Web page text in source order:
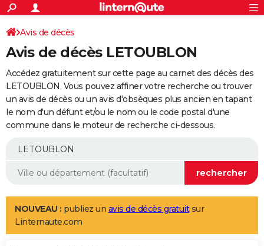
ACTUALITÉS
Politique
Société
Faits Divers
Education
Monde
Villes
+
SPORT
Coupe du monde 2026
Football
Tennis
Cyclisme
Rugby
Forum
Programme TV
TNTStreaming
Cinéma
Sorties cinéma
Musique
+FINANCE
Impôts
Immobilier
Risques naturels par ville
Banque
Assurance
Crédit
AUTO
Essais
Réserver un essai
Citadines
Berlines
SUV
Forum auto
+
Mobiles
Meilleur smartphone
Internet
Ordinateurs
Jeux vidéo
Guide high-tech
Aménagement intérieur
LIFESTYLE
Art de vivre
Bien-être
Loisirs
Mode
Modes de vie
Avis de décès
Avis de décès LETOUBLON
Accédez gratuitement sur cette page au carnet des décès des
LETOUBLON. Vous pouvez affiner votre recherche ou trouver
un avis de décès ou un avis d'obsèques plus ancien en tapant
le nom d'un défunt et/ou le nom ou le code postal d'une
commune dans le moteur de recherche ci-dessous.
NOUVEAU : publiez un avis de décès gratuitsur
Linternaute.com